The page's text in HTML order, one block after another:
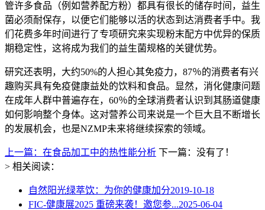
管许多食品（例如营养配方粉）都具有很长的储存时间，益生
菌必须耐保存，以便它们能够以活的状态到达消费者手中。我
们花费多年时间进行了专项研究来实现粉末配方中优异的保质
期稳定性，这将成为我们的益生菌规格的关键优势。
研究还表明，大约50%的人担心其免疫力，87％的消费者有兴
趣购买具有免疫健康益处的饮料和食品。显然，消化健康问题
在成年人群中普遍存在，60％的全球消费者认识到其肠道健康
如何影响整个身体。这对营养公司来说是一个巨大且不断增长
的发展机会，也是NZMP未来将继续探索的领域。
上一篇：在食品加工中的热性能分析 下一篇：没有了！
> 相关阅读：
自然阳光绿萃饮：为你的健康加分2019-10-18
FIC-健康展2025 重磅来袭！邀您参...2025-06-04